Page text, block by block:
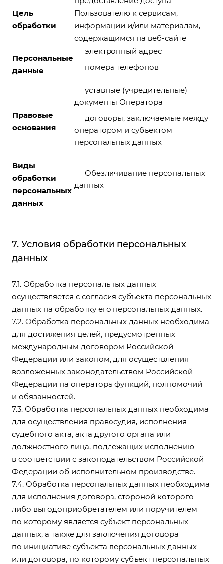
Цель
обработки
Пользователю к сервисам,
информации и/или материалам,
содержащимся на веб-сайте
Персональные
данные
электронный адрес
номера телефонов
Правовые
основания
уставные (учредительные)
документы Оператора
договоры, заключаемые между
оператором и субъектом
персональных данных
Виды
обработки
персональных
данных
Обезличивание персональных
данных
7. Условия обработки персональных
данных
7.1. Обработка персональных данных
осуществляется с согласия субъекта персональных
данных на обработку его персональных данных.
7.2. Обработка персональных данных необходима
для достижения целей, предусмотренных
международным договором Российской
Федерации или законом, для осуществления
возложенных законодательством Российской
Федерации на оператора функций, полномочий
и обязанностей.
7.3. Обработка персональных данных необходима
для осуществления правосудия, исполнения
судебного акта, акта другого органа или
должностного лица, подлежащих исполнению
в соответствии с законодательством Российской
Федерации об исполнительном производстве.
7.4. Обработка персональных данных необходима
для исполнения договора, стороной которого
либо выгодоприобретателем или поручителем
по которому является субъект персональных
данных, а также для заключения договора
по инициативе субъекта персональных данных
или договора, по которому субъект персональных